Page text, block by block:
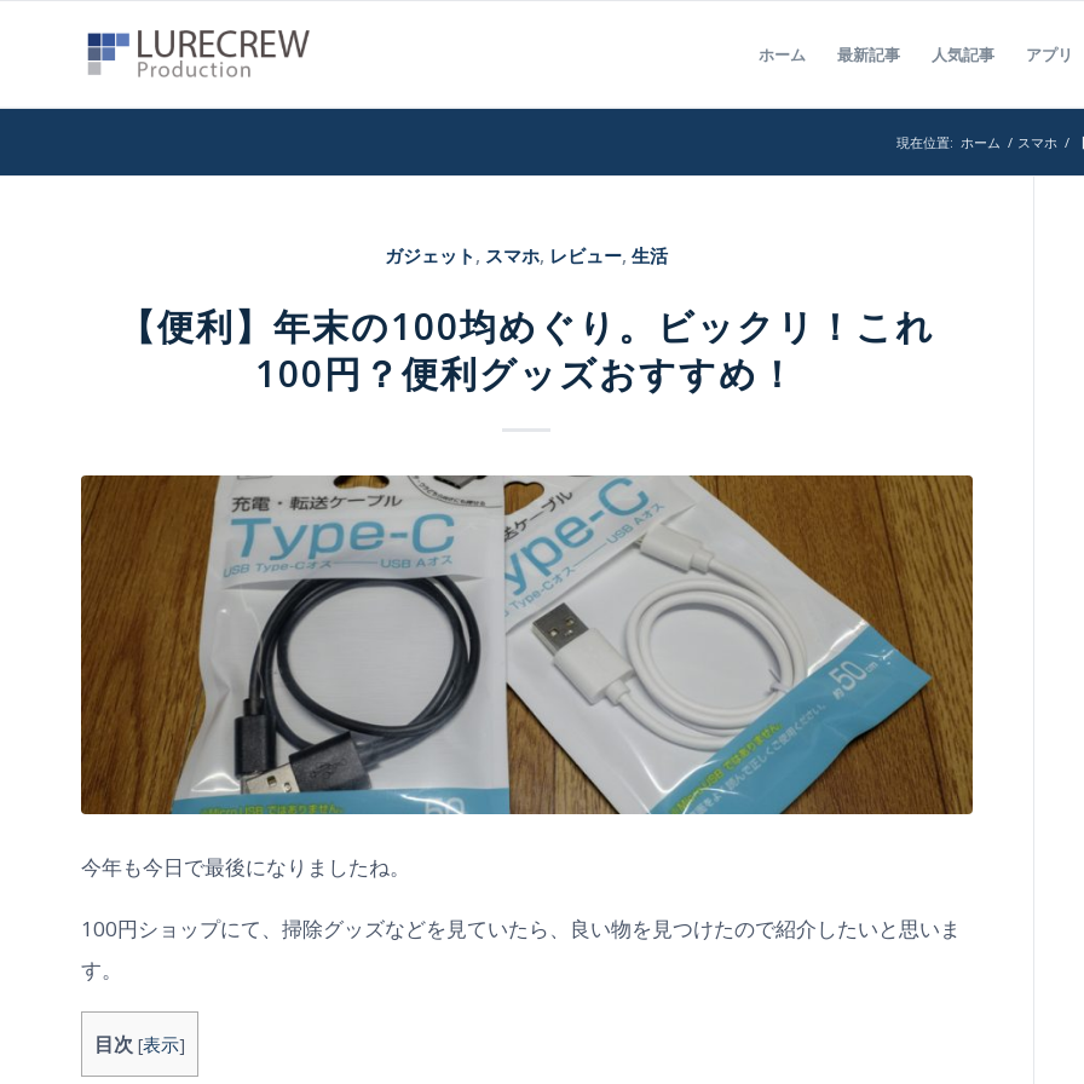
ホーム 最新記事 人気記事 アプリ
現在位置: ホーム / スマホ /
ガジェット , スマホ, レビュー,生活
【便利】年末の100均めぐり。ビックリ！これ
100円？便利グッズおすすめ！
今年も今日で最後になりましたね。
100円ショップにて、掃除グッズなどを見ていたら、良い物を見つけたので紹介したいと思いま
す。
目次 [表示]